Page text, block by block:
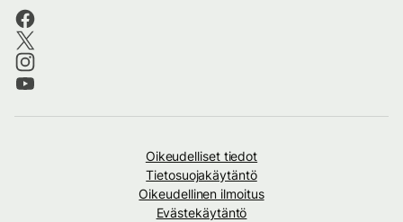
Oikeudelliset tiedot
Tietosuojakäytäntö
Oikeudellinen ilmoitus
Evästekäytäntö